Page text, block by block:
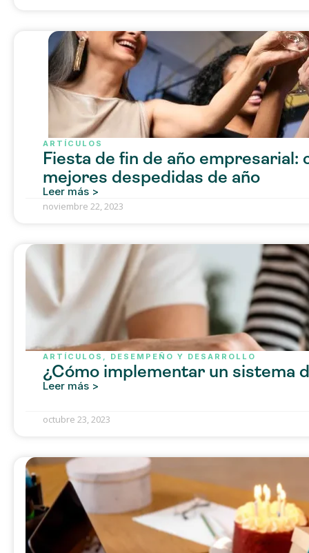
ARTÍCULOS
Fiesta de fin de año empresarial:
mejores despedidas de año
Leer más >
noviembre 22, 2023
ARTÍCULOS DESEMPEÑO Y DESARROLLO
¿Cómo implementar un sistema
Leer más >
octubre 23, 2023